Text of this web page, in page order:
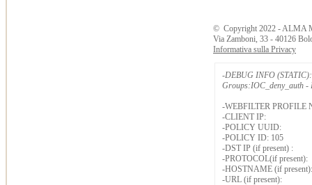
© Copyright 2022 - ALMA
Via Zamboni, 33 - 40126
Informativa sulla Privacy
-DEBUG INFO (STATIC):
Groups:IOC_deny_auth -
-WEBFILTER PROFILE
-CLIENT IP:
-POLICY UUID:
-POLICY ID: 105
-DST IP (if present) :
-PROTOCOL(if present):
-HOSTNAME (if present):
-URL (if present):